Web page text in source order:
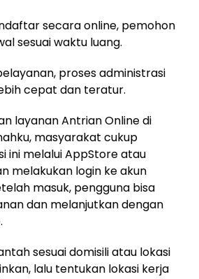
secaraonline, pemohon
sesuaiwaktu luang.
, prosesadministrasi
cepat dan teratur.
layananAntrianOnline di
, masyarakat cukup
ini melaluiAppStoreatau
melakukan login keakun
masuk, pengguna bisa
dan melanjutkandengan
sesuaidomisiliatau lokasi
, lalu tentukan lokasi kerja